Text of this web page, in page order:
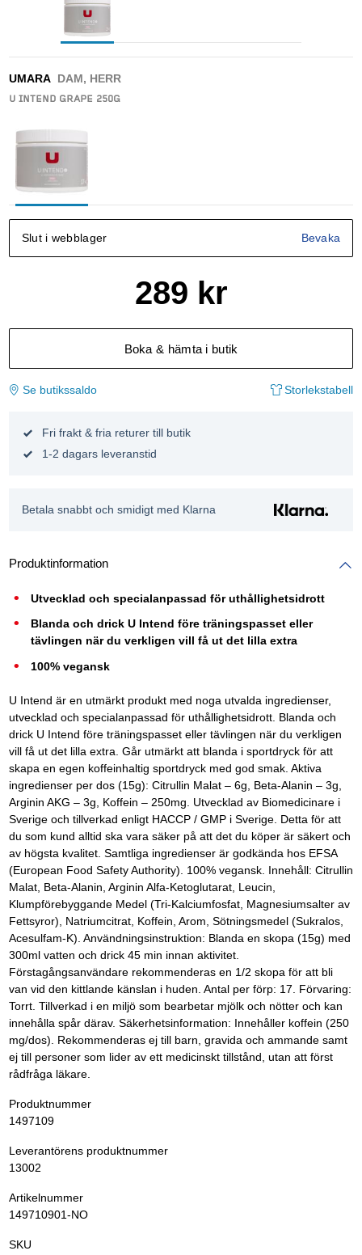
UMARA DAM, HERR
U INTEND GRAPE 250G
Slut i webblager Bevaka
289 kr
Boka & hämta i butik
Se butikssaldo Storlekstabell
Fri frakt & fria returer till butik
1-2 dagars leveranstid
Betala snabbt och smidigt med Klarna
Produktinformation
Utvecklad och specialanpassad för uthållighetsidrott
Blanda och drick U Intend före träningspasset eller
tävlingen när du verkligen vill få ut det lilla extra
100% vegansk
U Intend är en utmärkt produkt med noga utvalda ingredienser,
utvecklad och specialanpassad för uthållighetsidrott. Blanda och
drick U Intend före träningspasset eller tävlingen när du verkligen
vill få ut det lilla extra. Går utmärkt att blanda i sportdryck för att
skapa en egen koffeinhaltig sportdryck med god smak. Aktiva
ingredienser per dos (15g): Citrullin Malat – 6g, Beta-Alanin – 3g,
Arginin AKG – 3g, Koffein – 250mg. Utvecklad av Biomedicinare i
Sverige och tillverkad enligt HACCP / GMP i Sverige. Detta för att
du som kund alltid ska vara säker på att det du köper är säkert och
av högsta kvalitet. Samtliga ingredienser är godkända hos EFSA
(European Food Safety Authority). 100% vegansk. Innehåll: Citrullin
Malat, Beta-Alanin, Arginin Alfa-Ketoglutarat, Leucin,
Klumpförebyggande Medel (Tri-Kalciumfosfat, Magnesiumsalter av
Fettsyror), Natriumcitrat, Koffein, Arom, Sötningsmedel (Sukralos,
Acesulfam-K). Användningsinstruktion: Blanda en skopa (15g) med
300ml vatten och drick 45 min innan aktivitet.
Förstagångsanvändare rekommenderas en 1/2 skopa för att bli
van vid den kittlande känslan i huden. Antal per förp: 17. Förvaring:
Torrt. Tillverkad i en miljö som bearbetar mjölk och nötter och kan
innehålla spår därav. Säkerhetsinformation: Innehåller koffein (250
mg/dos). Rekommenderas ej till barn, gravida och ammande samt
ej till personer som lider av ett medicinskt tillstånd, utan att först
rådfråga läkare.
Produktnummer
1497109
Leverantörens produktnummer
13002
Artikelnummer
149710901-NO
SKU